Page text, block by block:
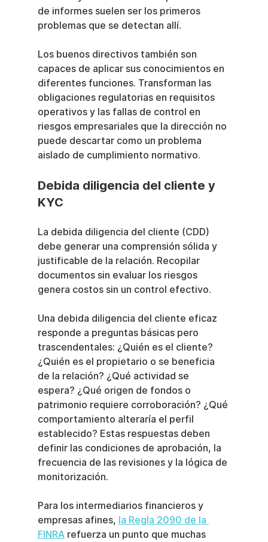
de informes suelen ser los primeros
problemas que se detectan allí.
Los buenos directivos también son
capaces de aplicar sus conocimientos en
diferentes funciones. Transforman las
obligaciones regulatorias en requisitos
operativos y las fallas de control en
riesgos empresariales que la dirección no
puede descartar como un problema
aislado de cumplimiento normativo.
Debida diligencia del cliente y
KYC
La debida diligencia del cliente (CDD)
debe generar una comprensión sólida y
justificable de la relación. Recopilar
documentos sin evaluar los riesgos
genera costos sin un control efectivo.
Una debida diligencia del cliente eficaz
responde a preguntas básicas pero
trascendentales: ¿Quién es el cliente?
¿Quién es el propietario o se beneficia
de la relación? ¿Qué actividad se
espera? ¿Qué origen de fondos o
patrimonio requiere corroboración? ¿Qué
comportamiento alteraría el perfil
establecido? Estas respuestas deben
definir las condiciones de aprobación, la
frecuencia de las revisiones y la lógica de
monitorización.
Para los intermediarios financieros y
empresas afines, la Regla 2090 de la
FINRA refuerza un punto que muchas